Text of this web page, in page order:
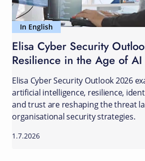
In English
Elisa Cyber Security
Resilience in the Age of AI
Elisa Cyber Security Outlook 2026
artificial intelligence, resilience,
and trust are reshaping the threat
organisational security strategies.
1.7.2026